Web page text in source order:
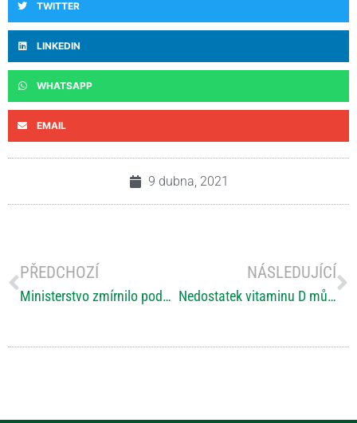
TWITTER
LINKEDIN
WHATSAPP
EMAIL
9 dubna, 2021
PŘEDCHOZÍ
Ministerstvo zmírnilo podmínky pro podání léků na covid-19
NÁSLEDUJÍCÍ
Nedostatek vitaminu D může způsobit časný deficit kognitivních funkcí u RS